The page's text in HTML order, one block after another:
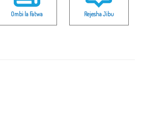
Ombi la Fatwa Rejesha Jibu